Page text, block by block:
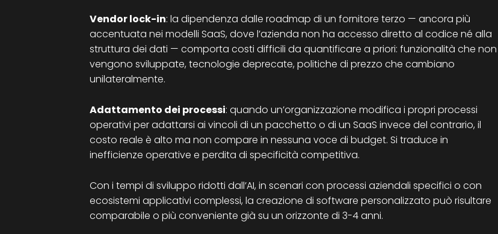
Vendor lock-in: la dipendenza dalle roadmap di un fornitore terzo — ancora più
accentuata nei modelli SaaS, dove l’azienda non ha accesso diretto al codice né alla
struttura dei dati — comporta costi difficili da quantificare a priori: funzionalità che non
vengono sviluppate, tecnologie deprecate, politiche di prezzo che cambiano
unilateralmente.
Adattamento dei processi: quando un’organizzazione modifica i propri processi
operativi per adattarsi ai vincoli di un pacchetto o di un SaaS invece del contrario, il
costo reale è alto ma non compare in nessuna voce di budget. Si traduce in
inefficienze operative e perdita di specificità competitiva.
Con i tempi di sviluppo ridotti dall’AI, in scenari con processi aziendali specifici o con
ecosistemi applicativi complessi, la creazione di software personalizzato può risultare
comparabile o più conveniente già su un orizzonte di 3-4 anni.